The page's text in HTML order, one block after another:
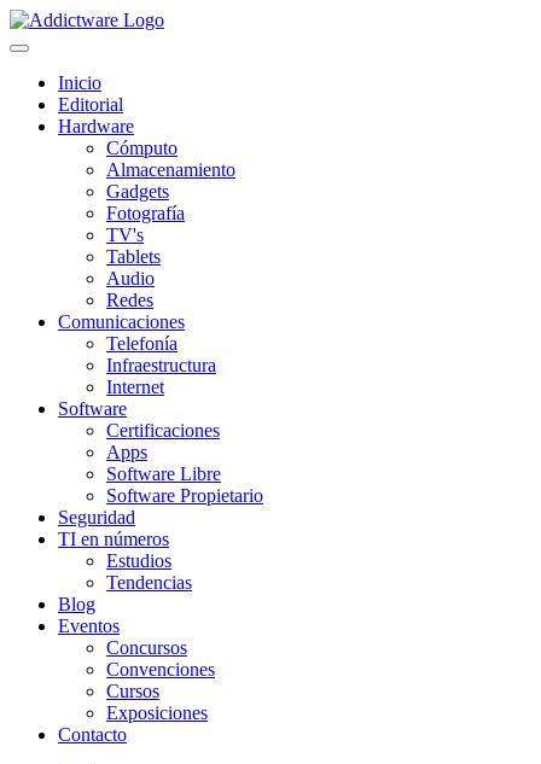
Inicio
Editorial
Hardware
Cómputo
Almacenamiento
Gadgets
Fotografía
TV's
Tablets
Audio
Redes
Comunicaciones
Telefonía
Infraestructura
Internet
Software
Certificaciones
Apps
Software Libre
Software Propietario
Seguridad
TI en números
Estudios
Tendencias
Blog
Eventos
Concursos
Convenciones
Cursos
Exposiciones
Contacto